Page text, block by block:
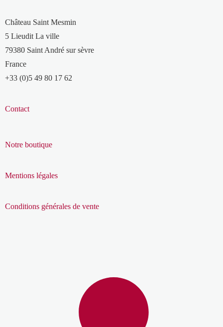
Château Saint Mesmin
5 Lieudit La ville
79380 Saint André sur sèvre
France
+33 (0)5 49 80 17 62
Contact
Notre boutique
Mentions légales
Conditions générales de vente